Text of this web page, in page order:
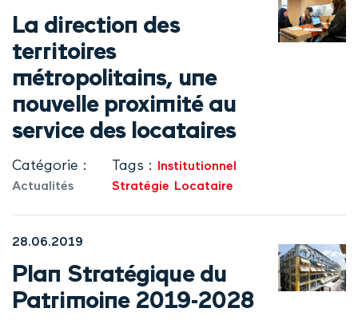
La direction des
territoires
métropolitains, une
nouvelle proximité au
service des locataires
Catégorie :
Actualités
Tags :
Institutionnel
Stratégie
Locataire
28.06.2019
Plan Stratégique du
Patrimoine 2019-2028